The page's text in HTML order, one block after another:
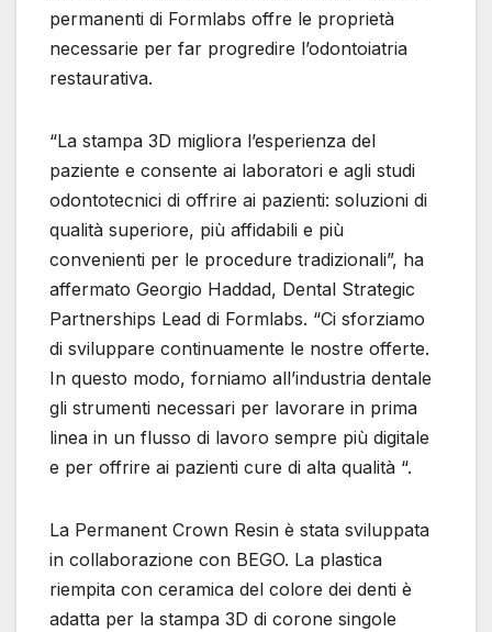
permanenti di Formlabs offre le proprietà
necessarie per far progredire l’odontoiatria
restaurativa.
“La stampa 3D migliora l’esperienza del
paziente e consente ai laboratori e agli studi
odontotecnici di offrire ai pazienti: soluzioni di
qualità superiore, più affidabili e più
convenienti per le procedure tradizionali”, ha
affermato Georgio Haddad, Dental Strategic
Partnerships Lead di Formlabs. “Ci sforziamo
di sviluppare continuamente le nostre offerte.
In questo modo, forniamo all’industria dentale
gli strumenti necessari per lavorare in prima
linea in un flusso di lavoro sempre più digitale
e per offrire ai pazienti cure di alta qualità “.
La Permanent Crown Resin è stata sviluppata
in collaborazione con BEGO. La plastica
riempita con ceramica del colore dei denti è
adatta per la stampa 3D di corone singole